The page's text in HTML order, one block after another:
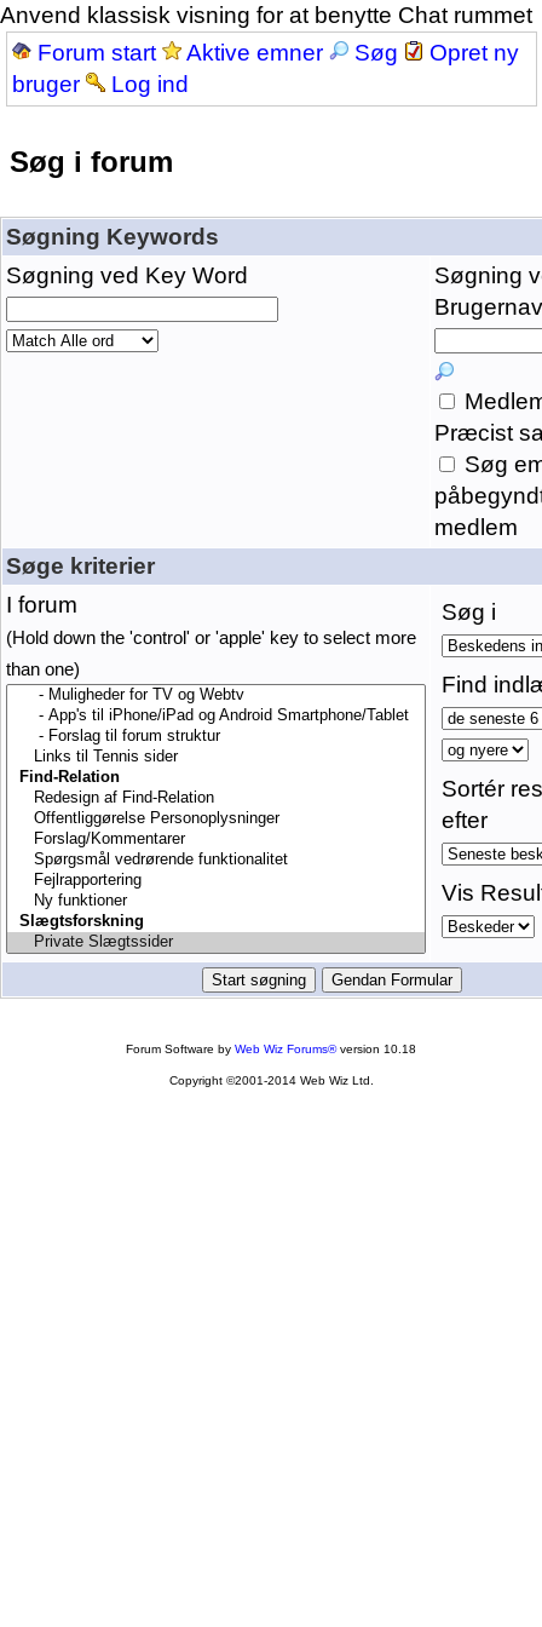
Anvend klassisk visning for at benytte Chat rummet
Forum start
Aktive emner Søg
Opret ny
bruger
Log ind
Søg i forum
Søgning Keywords
Søgning ved Key Word
Søgning
Præcist
Søg
medlem
Søge kriterier
I forum
(Hold down the 'control' or 'apple' key to select more
than one)
Søg i
Find
Sortér
efter
Vis
Forum Software by Web Wiz Forums®version 10.18
Copyright ©2001-2014 Web Wiz Ltd.